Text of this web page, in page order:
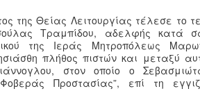
της Θείας Λειτουργίας τέλεσε το
Τραμπίδου, αδελφής κατά
της Ιεράς Μητροπόλεως
πλήθος πιστών και μεταξύ
στον οποίο ο
Προστασίας”, επί τη